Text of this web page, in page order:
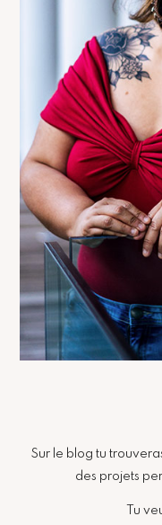
Sur le blog tu
des projets
Tu